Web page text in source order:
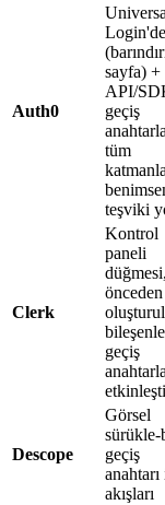
Auth0
Login'de
sayfa) +
API/
geçiş
tüm
teşviki
Clerk
Kontrol
paneli
düğmesi,
önceden
geçiş
Descope
Görsel
sürükle-
geçiş
anahtarı
akışları